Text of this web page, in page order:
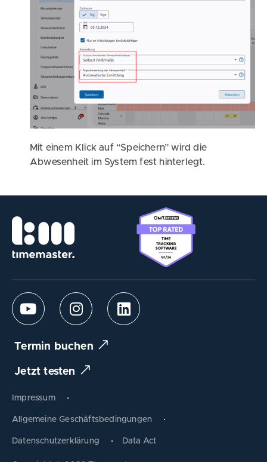
Mit einem Klick auf “Speichern” wird die
Abwesenheit im System fest hinterlegt.
Produkt tauschen
Termin buchen
Jetzt testen
Impressum
Allgemeine Geschäftsbedingungen
Datenschutzerklärung Data Act